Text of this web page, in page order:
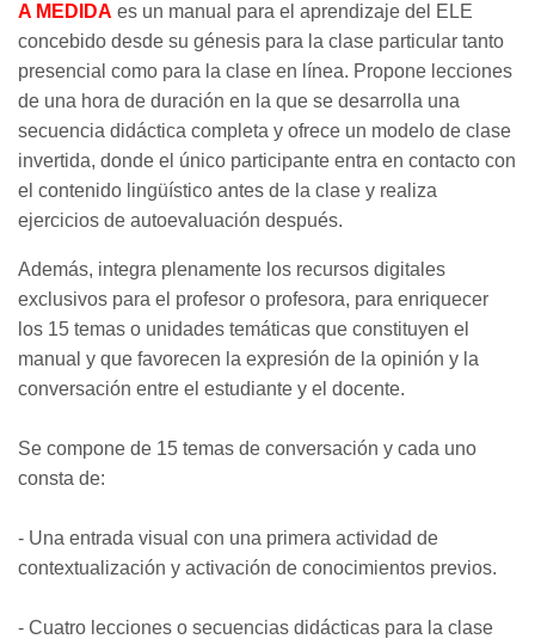
A MEDIDA es un manual para el aprendizaje del ELE
concebido desde su génesis para la clase particular tanto
presencial como para la clase en línea. Propone lecciones
de una hora de duración en la que se desarrolla una
secuencia didáctica completa y ofrece un modelo de clase
invertida, donde el único participante entra en contacto con
el contenido lingüístico antes de la clase y realiza
ejercicios de autoevaluación después.
Además, integra plenamente los recursos digitales
exclusivos para el profesor o profesora, para enriquecer
los 15 temas o unidades temáticas que constituyen el
manual y que favorecen la expresión de la opinión y la
conversación entre el estudiante y el docente.
Se compone de 15 temas de conversación y cada uno
consta de:
- Una entrada visual con una primera actividad de
contextualización y activación de conocimientos previos.
- Cuatro lecciones o secuencias didácticas para la clase